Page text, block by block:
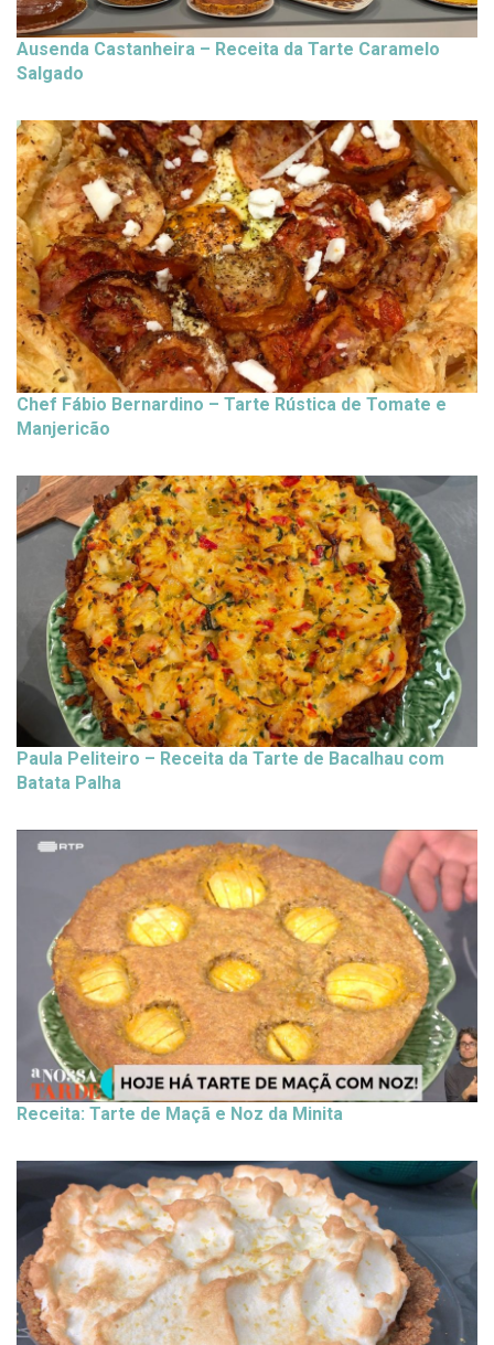
Ausenda Castanheira – Receita da Tarte Caramelo
Salgado
Chef Fábio Bernardino – Tarte Rústica de Tomate e
Manjericão
Paula Peliteiro – Receita da Tarte de Bacalhau com
Batata Palha
Receita: Tarte de Maçã e Noz da Minita